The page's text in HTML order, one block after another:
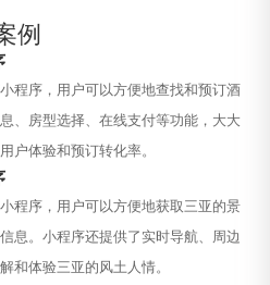
例
程序，用户可以方便地查找和预订酒
、房型选择、在线支付等功能，大大
户体验和预订转化率。
程序，用户可以方便地获取三亚的景
息。小程序还提供了实时导航、周边
和体验三亚的风土人情。